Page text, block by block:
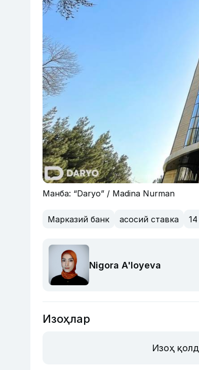
Манба: “Daryo” / Madina Nurman
Марказий банк асосий ставка
Nigora A'loyeva
Изоҳлар
Изоҳ